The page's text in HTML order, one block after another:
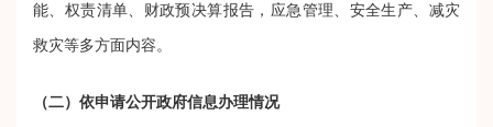
能、权责清单、财政预决算报告， 应急管理、安全生产 减灾
救灾等多方面内容。
（二） 依申请公开政府信息办理情况